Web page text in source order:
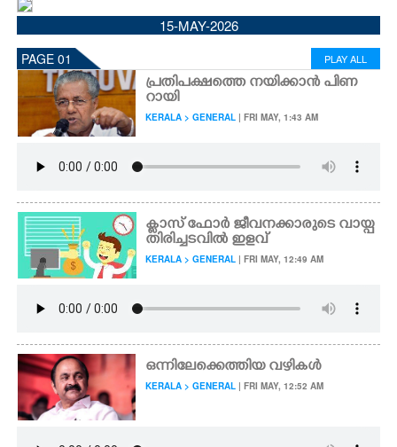
CINEMA
OPINION
PHOTOS
LIFESTYLE
SPIRITUAL
INFO+
ASTRO
CARTOONS
15-MAY-2026
PAGE 01 PLAY ALL
പ്രതിപക്ഷത്തെ നയിക്കാൻ പിണ
റായി
KERALA > GENERAL | FRI MAY, 1:43 AM
ക്ളാസ് ഫോർ ജീവനക്കാരുടെ വായ്പ
തിരിച്ചടവിൽ ഇളവ്
KERALA > GENERAL | FRI MAY, 12:49 AM
ഒന്നിലേക്കെത്തിയ വഴികൾ
KERALA > GENERAL | FRI MAY, 12:52 AM